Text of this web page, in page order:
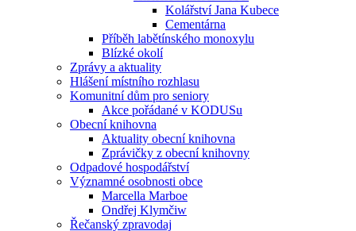
Kolářství Jana Kubece
Cementárna
Příběh labětínského monoxylu
Blízké okolí
Zprávy a aktuality
Hlášení místního rozhlasu
Komunitní dům pro seniory
Akce pořádané v KODUSu
Obecní knihovna
Aktuality obecní knihovna
Zprávičky z obecní knihovny
Odpadové hospodářství
Významné osobnosti obce
Marcella Marboe
Ondřej Klymčiw
Řečanský zpravodaj